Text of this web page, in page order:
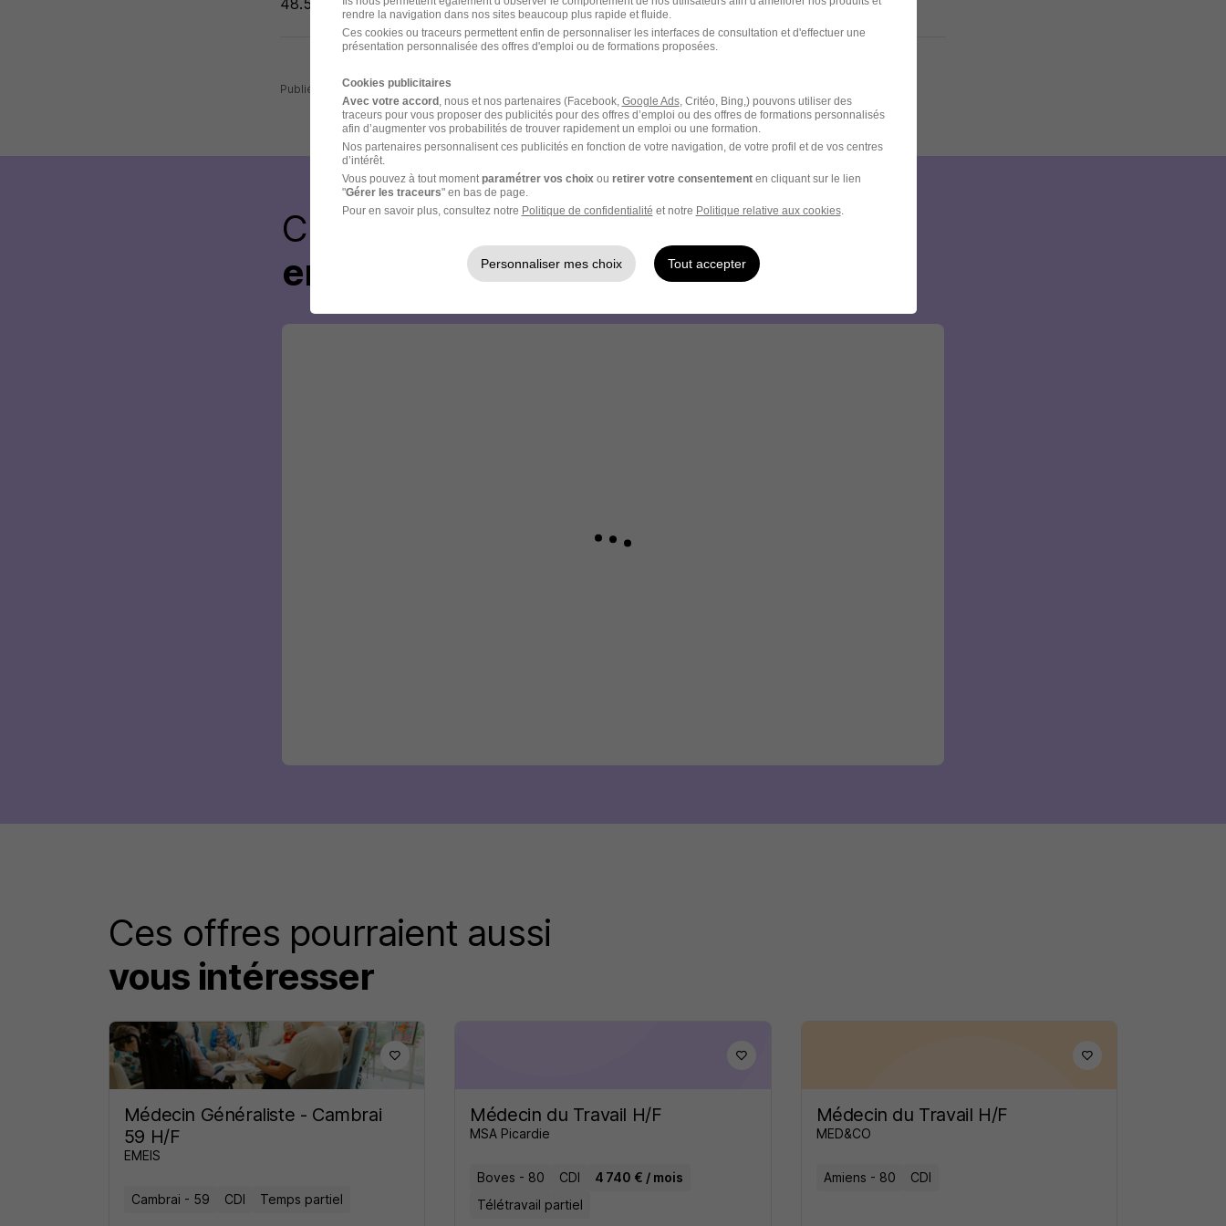
48.58 Horaire
Publiée le 11/07/2026 - Réf : 307-LAP-P036909_02C
Créez votre compte Hellowork et
envoyez votre candidature !
Ces offres pourraient aussi
vous intéresser
Médecin Généraliste - Cambrai
59 H/F
EMEIS
Cambrai - 59 CDI Temps partiel
Médecin du Travail H/F
MSA Picardie
Boves - 80 CDI
4 740 € / mois
Télétravail partiel
Médecin du Travail H/F
MED&CO
Amiens - 80 CDI
rendre la navigation dans nos sites beaucoup plus rapide et fluide.
Ces cookies ou traceurs permettent enfin de personnaliser les interfaces de consultation et d'effectuer une
présentation personnalisée des offres d'emploi ou de formations proposées.
Cookies publicitaires
Avec votre accord, nous et nos partenaires (Facebook, Google Ads, Critéo, Bing,) pouvons utiliser des
traceurs pour vous proposer des publicités pour des offres d’emploi ou des offres de formations personnalisés
afin d’augmenter vos probabilités de trouver rapidement un emploi ou une formation.
Nos partenaires personnalisent ces publicités en fonction de votre navigation, de votre profil et de vos centres
d’intérêt.
Vous pouvez à tout moment paramétrer vos choix ou retirer votre consentementen cliquant sur le lien
"Gérer les traceurs" en bas de page.
Pour en savoir plus, consultez notre Politique de confidentialité et notre Politique relative aux cookies.
Personnaliser mes choix Tout accepter